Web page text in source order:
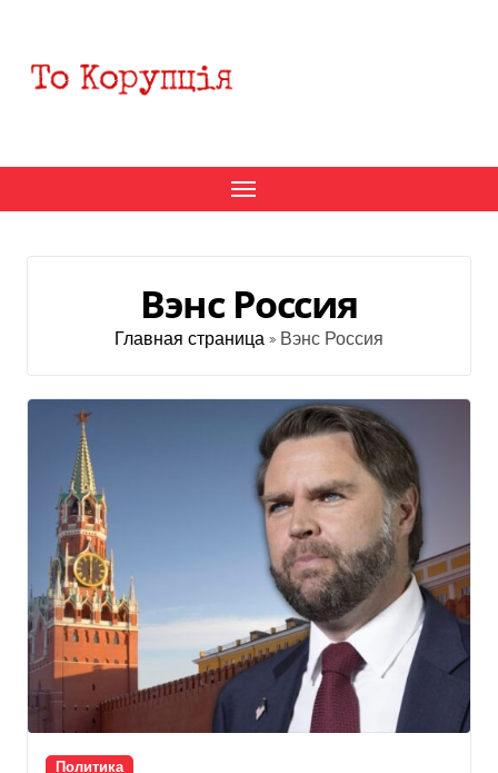
содержанию
Вэнс Россия
Главная страница » Вэнс Россия
Политика